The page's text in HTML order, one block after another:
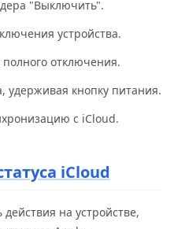
"Выключить".
устройства.
отключения.
удерживая кнопку питания.
с iCloud.
iCloud
на устройстве,